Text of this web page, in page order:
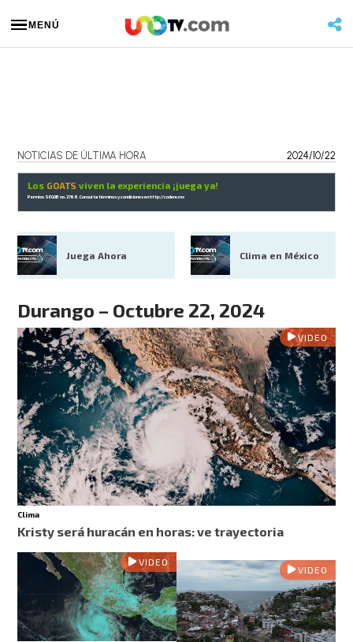
MENÚ
NOTICIAS DE ÚLTIMA HORA 2024/10/22
Los GOATS viven la experiencia ¡juega ya!
Permiso SEGOB no. 2768. Consulta términos y condiciones enhttp://codere.mx
Juega Ahora Clima en México
Durango – Octubre 22, 2024
VIDEO
Clima
Kristy será huracán en horas: ve trayectoria
VIDEO
VIDEO